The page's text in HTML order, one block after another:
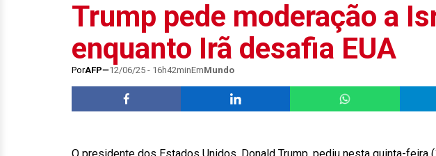
Trump pede moderação a
enquanto Irã desafia EUA
PorAFP 12/06/25 - 16h42minEmMundo